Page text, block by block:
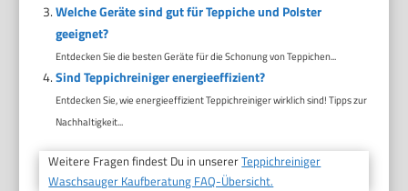
Welche Geräte sind gut für Teppiche und Polster
geeignet?
Entdecken Sie die besten Geräte für die Schonung von Teppichen...
Sind Teppichreiniger energieeffizient?
Entdecken Sie, wie energieeffizient Teppichreiniger wirklich sind! Tipps zur
Nachhaltigkeit...
Weitere Fragen findest Du in unsererTeppichreiniger
Waschsauger Kaufberatung FAQ-Übersicht.